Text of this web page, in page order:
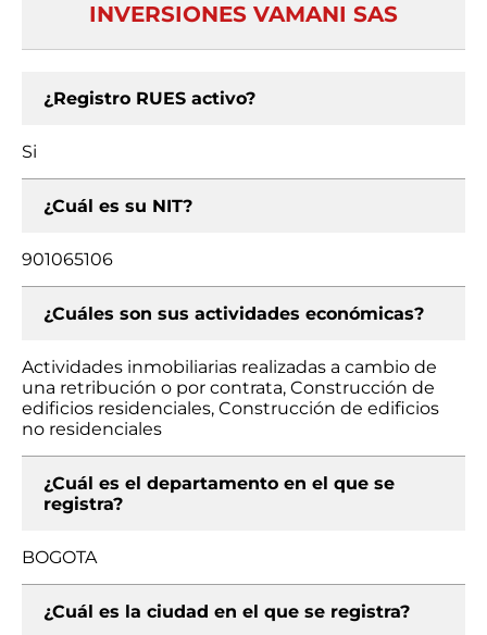
INVERSIONES VAMANI SAS
¿Registro RUES activo?
Si
¿Cuál es su NIT?
901065106
¿Cuáles son sus actividades económicas?
Actividades inmobiliarias realizadas a cambio de
una retribución o por contrata, Construcción de
edificios residenciales, Construcción de edificios
no residenciales
¿Cuál es el departamento en el que se
registra?
BOGOTA
¿Cuál es la ciudad en el que se registra?